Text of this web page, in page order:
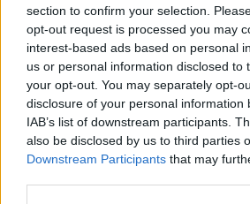
section to confirm your selection.
opt-out request is processed you may
interest-based ads based on personal
us or personal information disclosed to
your opt-out. You may separately opt-
disclosure of your personal information
IAB’s list of downstream participants.
also be disclosed by us to third parties
Downstream Participants that may
solicitado actuaciones al Servicio
Se trata en este caso de dos
han vivido toda su vida con una
genética.
Comentarios (0)